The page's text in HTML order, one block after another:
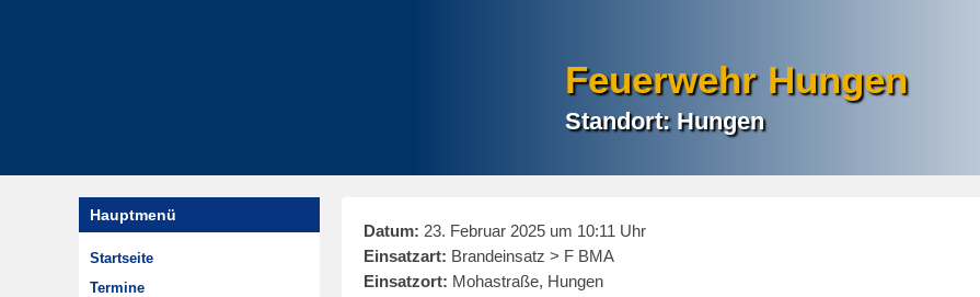
Feuerwehr Hungen
Standort: Hungen
Datum: 23. Februar 2025 um 10:11 Uhr
Einsatzart: Brandeinsatz > F BMA
Einsatzort: Mohastraße, Hungen
Hauptmenü
Startseite
Termine